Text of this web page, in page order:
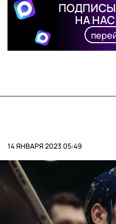
НА НАС
14 ЯНВАРЯ 2023 05:49